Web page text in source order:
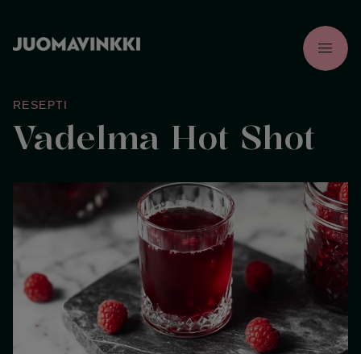
menu
RESEPTI
Vadelma Hot Shot